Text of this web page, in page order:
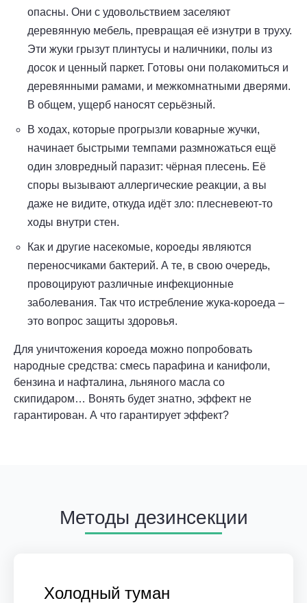
опасны. Они с удовольствием заселяют
деревянную мебель, превращая её изнутри в труху.
Эти жуки грызут плинтусы и наличники, полы из
досок и ценный паркет. Готовы они полакомиться и
деревянными рамами, и межкомнатными дверями.
В общем, ущерб наносят серьёзный.
В ходах, которые прогрызли коварные жучки,
начинает быстрыми темпами размножаться ещё
один зловредный паразит: чёрная плесень. Её
споры вызывают аллергические реакции, а вы
даже не видите, откуда идёт зло: плесневеют-то
ходы внутри стен.
Как и другие насекомые, короеды являются
переносчиками бактерий. А те, в свою очередь,
провоцируют различные инфекционные
заболевания. Так что истребление жука-короеда –
это вопрос защиты здоровья.
Для уничтожения короеда можно попробовать
народные средства: смесь парафина и канифоли,
бензина и нафталина, льняного масла со
скипидаром… Вонять будет знатно, эффект не
гарантирован. А что гарантирует эффект?
Методы дезинсекции
Холодный туман